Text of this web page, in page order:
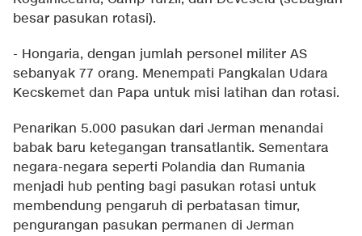
besar pasukan rotasi).
- Hongaria, dengan jumlah personel militer AS
sebanyak 77 orang. Menempati Pangkalan Udara
Kecskemet dan Papa untuk misi latihan dan rotasi.
Penarikan 5.000 pasukan dari Jerman menandai
babak baru ketegangan transatlantik. Sementara
negara-negara seperti Polandia dan Rumania
menjadi hub penting bagi pasukan rotasi untuk
membendung pengaruh di perbatasan timur,
pengurangan pasukan permanen di Jerman